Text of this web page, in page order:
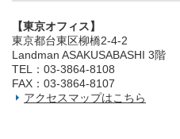
【東京オフィス】
東京都台東区柳橋2‐4‐2
Landman ASAKUSABASHI 3階
TEL：03‐3864‐8108
FAX：03‐3864‐8107
アクセスマップはこちら